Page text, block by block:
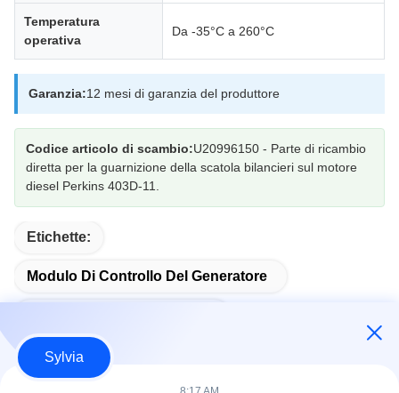
Temperatura
operativa
Da -35°C a 260°C
Garanzia:12 mesi di garanzia del produttore
Codice articolo di scambio:U20996150 - Parte di ricambio
diretta per la guarnizione della scatola bilancieri sul motore
diesel Perkins 403D-11.
Etichette:
Modulo Di Controllo Del Generatore
Sylvia